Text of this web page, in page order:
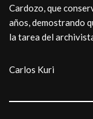
Cardozo, que
años, demostrando
la tarea del
Carlos Kuri